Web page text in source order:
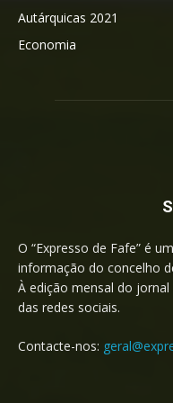
Autárquicas 2021
Economia
O “Expresso de Fafe” é
informação do concelho
À edição mensal do
das redes sociais.
Contacte-nos: